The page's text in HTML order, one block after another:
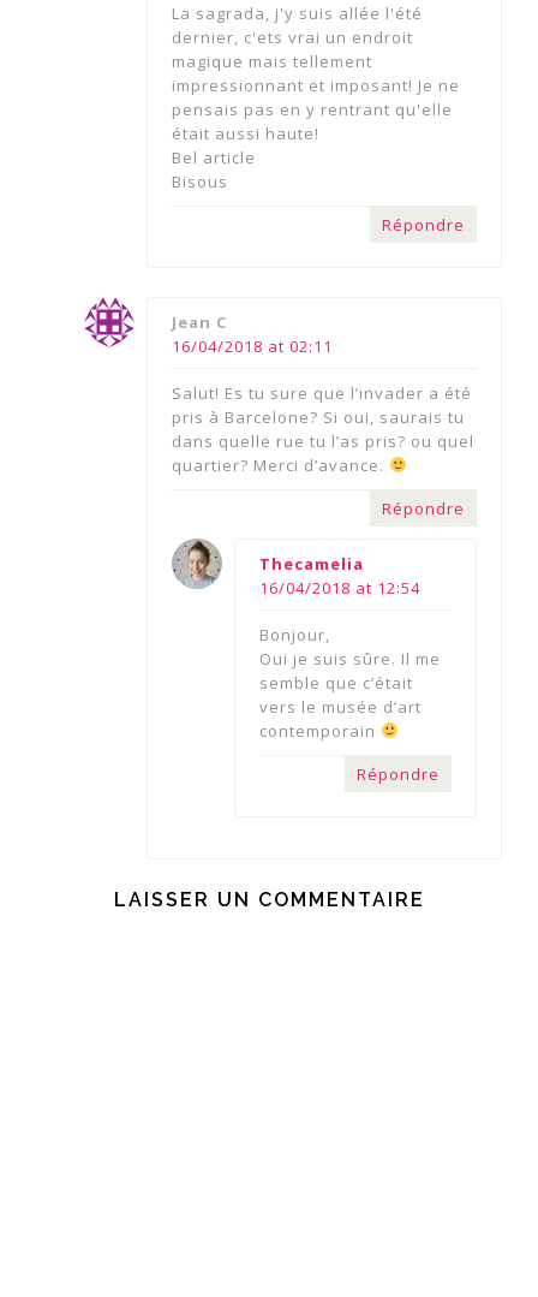
La sagrada, j'y suis allée l'été
dernier, c'ets vrai un endroit
magique mais tellement
impressionnant et imposant! Je ne
pensais pas en y rentrant qu'elle
était aussi haute!
Bel article
Bisous
Répondre
Jean C
16/04/2018 at 02:11
Salut! Es tu sure que l’invader a été
pris à Barcelone? Si oui, saurais tu
dans quelle rue tu l’as pris? ou quel
quartier? Merci d’avance.
Répondre
Thecamelia
16/04/2018 at 12:54
Bonjour,
Oui je suis sûre. Il me
semble que c’était
vers le musée d’art
contemporain
Répondre
LAISSER UN COMMENTAIRE